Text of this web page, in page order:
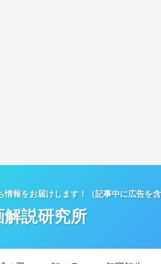
報をお届けします！（記事中に広告を
解説研究所